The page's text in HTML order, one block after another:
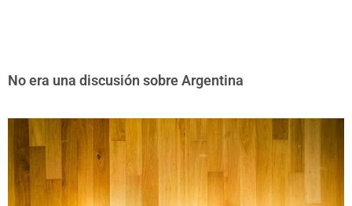
No era una discusión sobre Argentina